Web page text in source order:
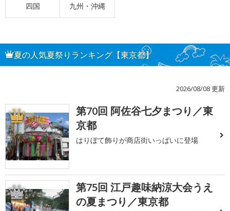
四国 九州・沖縄
夏の人気夏祭りランキング【東京都】
2026/08/08 更新
1
第70回 阿佐谷七夕まつり／東
京都
はりぼて飾りが商店街いっぱいに登場
2
第75回 江戸趣味納涼大会うえ
の夏まつり／東京都